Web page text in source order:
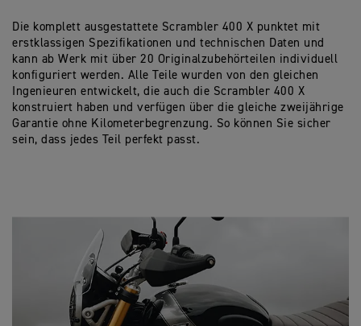
Die komplett ausgestattete Scrambler 400 X punktet mit
erstklassigen Spezifikationen und technischen Daten und
kann ab Werk mit über 20 Originalzubehörteilen individuell
konfiguriert werden. Alle Teile wurden von den gleichen
Ingenieuren entwickelt, die auch die Scrambler 400 X
konstruiert haben und verfügen über die gleiche zweijährige
Garantie ohne Kilometerbegrenzung. So können Sie sicher
sein, dass jedes Teil perfekt passt.